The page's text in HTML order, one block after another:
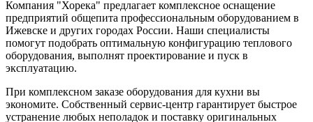
Компания "Хорека" предлагает комплексное оснащение
предприятий общепита профессиональным оборудованием в
Ижевске и других городах России. Наши специалисты
помогут подобрать оптимальную конфигурацию теплового
оборудования, выполнят проектирование и пуск в
эксплуатацию.
При комплексном заказе оборудования для кухни вы
экономите. Собственный сервис-центр гарантирует быстрое
устранение любых неполадок и поставку оригинальных